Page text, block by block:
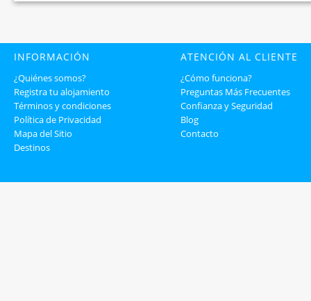
INFORMACIÓN
¿Quiénes somos?
Registra tu alojamiento
Términos y condiciones
Política de Privacidad
Mapa del Sitio
Destinos
ATENCIÓN AL CLIENTE
¿Cómo funciona?
Preguntas Más Frecuentes
Confianza y Seguridad
Blog
Contacto